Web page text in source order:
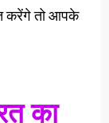
करेंगे तो आपके
का